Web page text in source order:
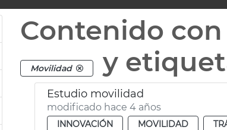
Contenido
Movilidad y
Estudio movilidad
modificado hace 4 años
INNOVACIÓN MOVILIDAD